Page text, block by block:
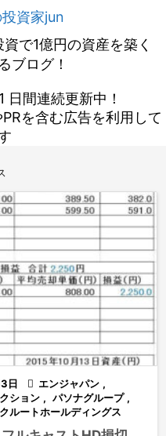
資家jun
で1億円の資産を築く
ブログ！
間連続更新中！
を含む広告を利用して
日  エンジャパン ,
ション , パソナグループ ,
ルートホールディングス